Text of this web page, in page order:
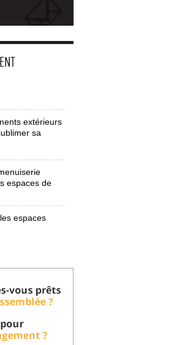
extérieurs
sa
espaces de
espaces